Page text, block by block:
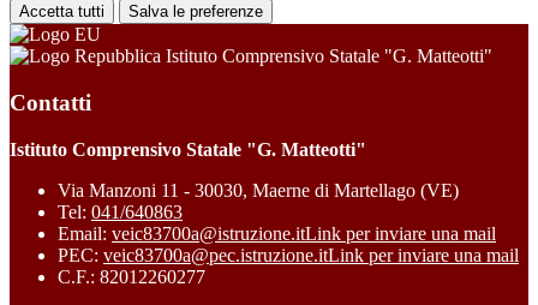
Accetta tutti Salva le preferenze
Istituto Comprensivo Statale "G. Matteotti"
Contatti
Istituto Comprensivo Statale "G. Matteotti"
Via Manzoni 11 - 30030, Maerne di Martellago (VE)
Tel: 041/640863
Email: veic83700a@istruzione.itLink per inviare una mail
PEC: veic83700a@pec.istruzione.itLink per inviare una mail
C.F.: 82012260277